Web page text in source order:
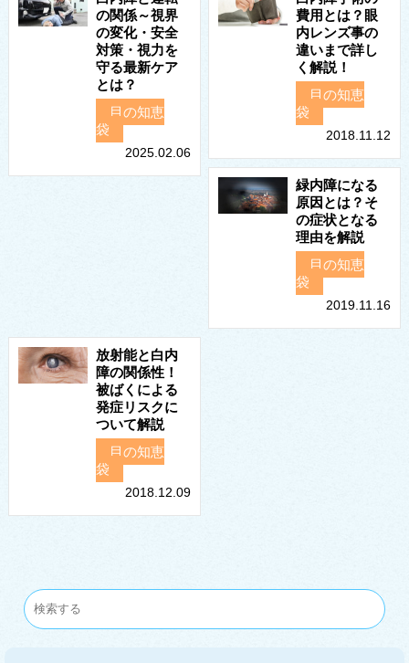
の関係～視界
の変化・安全
対策・視力を
守る最新ケア
とは？
目の知恵
袋
2025.02.06
費用とは？眼
内レンズ事の
違いまで詳し
く解説！
目の知恵
袋
2018.11.12
緑内障になる
原因とは？そ
の症状となる
理由を解説
目の知恵
袋
2019.11.16
放射能と白内
障の関係性！
被ばくによる
発症リスクに
ついて解説
目の知恵
袋
2018.12.09